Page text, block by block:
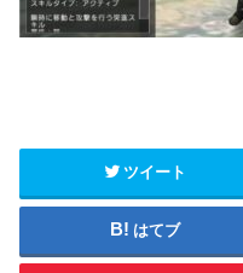
ツイート
はてブ